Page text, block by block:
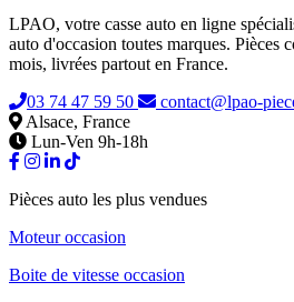
LPAO, votre casse auto en ligne
auto d'occasion toutes marques. Pièces
mois, livrées partout en France.
03 74 47 59 50
contact@lpao-
Alsace, France
Lun-Ven 9h-18h
Pièces auto les plus vendues
Moteur occasion
Boite de vitesse occasion